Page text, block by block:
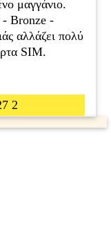
μαγγάνιο.
- Bronze -
αλλάζει πολύ
SIM.
2